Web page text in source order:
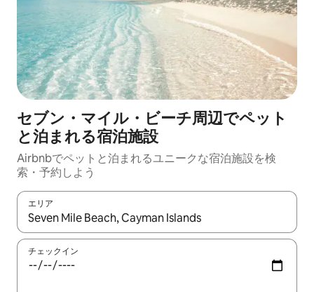
セブン・マイル・ビーチ周辺でペット
と泊まれる宿泊施設
Airbnbでペットと泊まれるユニークな宿泊施設を検
索・予約しよう
エリア
検索結果が表示されたら、上下の矢印キーを使って移動するか
チェックイン